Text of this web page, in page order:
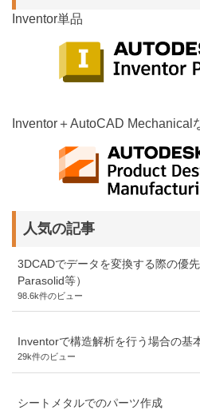
Inventor単品
Inventor＋AutoCAD Mechanical
人気の記事
3DCADでデータを変換する際の優
Parasolid等）
98.6k件のビュー
Inventorで構造解析を行う場合の基
29k件のビュー
シートメタルでのパーツ作成